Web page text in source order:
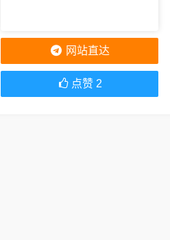
网站直达
点赞 2